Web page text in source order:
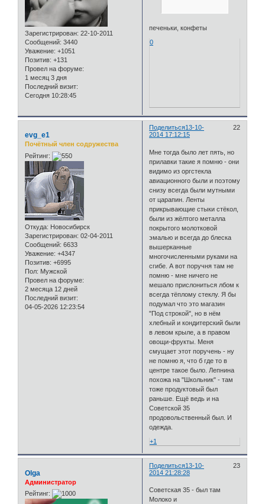
Зарегистрирован: 22-10-2011
Сообщений: 3440
Уважение: +1051
Позитив: +131
Провел на форуме:
1 месяц 3 дня
Последний визит:
Сегодня 10:28:45
печеньки, конфеты
0
Поделиться 22
13-10-
2014 17:12:15
evg_e1
Почётный член содружества
Рейтинг:
Откуда: Новосибирск
Зарегистрирован: 02-04-2011
Сообщений: 6633
Уважение: +4347
Позитив: +6995
Пол: Мужской
Провел на форуме:
2 месяца 12 дней
Последний визит:
04-05-2026 12:23:54
Мне тогда было лет пять, но
прилавки такие я помню - они
видимо из оргстекла
авиационного были и поэтому
снизу всегда были мутными
от царапин. Ленты
прикрывающие стыки стёкол,
были из жёлтого металла
покрытого молотковой
эмалью и всегда до блеска
вышерканные
многочисленными руками на
сгибе. А вот поручня там не
помню - мне ничего не
мешало прислониться лбом к
всегда тёплому стеклу. Я бы
подумал что это магазин
"Под строкой", но в нём
хлебный и кондитерский были
в левом крыле, а в правом
овощи-фрукты. Меня
смущает этот поручень - ну
не помню я, что б где то в
центре такое было. Лепнина
похожа на "Школьник" - там
тоже продуктовый был
раньше. Ещё ведь и на
Советской 35
продовольственный был. И
одежда.
+1
Поделиться 23
13-10-
2014 21:28:28
Olga
Администратор
Рейтинг:
Советская 35 - был там
Молоко и